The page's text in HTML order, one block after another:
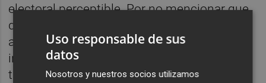
electoral perceptible. Por no mencionar que,
dada la evolución judicial posterior de
algunos hilillos de corrupción de nada,
incluso con unos medios de comunicación
tan empáticos con las formas propias de
Uso responsable de sus
datos
Nosotros y nuestros socios utilizamos